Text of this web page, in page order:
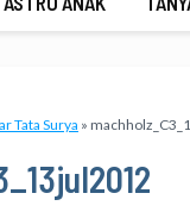
Tata Surya »